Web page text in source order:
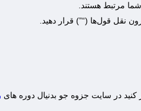
مرتبط هستند.
نقل قول‌ها (“”) قرار دهید.
در سایت جزوه جو بدنیال دوره های